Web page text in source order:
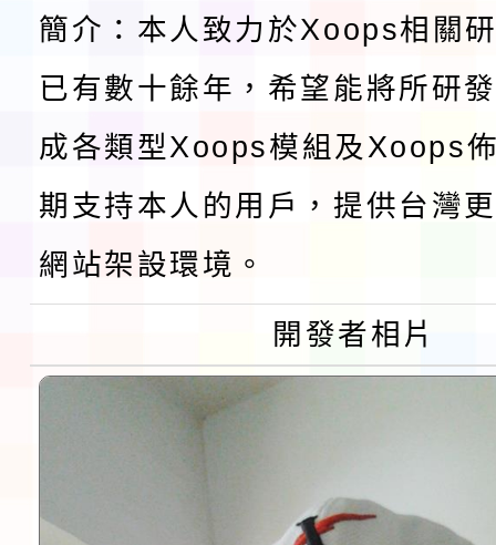
及師生本土語及新住民
實施要點各1份
115年食農教育專業人
程
函轉國家通訊傳播委員
鎮韌性（防空）演習－
「115年金融知識線上
法」
本校115學年度第1學
第3次招考代課鐘點教
告(不再辦理後續甄選)
檢送「桃園市115學年
賽實施要點」1份
本市「115學年度學生
程安排一案
「桃園市補助參觀特色
展演活動實施計畫」
簡介：本人致力於Xoops相關
已有數十餘年，希望能將所研
成各類型Xoops模組及Xoops
期支持本人的用戶，提供台灣
網站架設環境。
開發者相片